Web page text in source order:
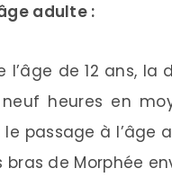
adulte :
de 12 ans, la
heures en
passage à l’âge
de Morphée